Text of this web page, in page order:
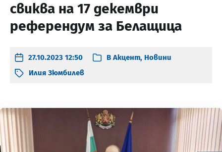
свиква на 17 декември
референдум за Белащица
27.10.2023 12:50 В Акцент, Новини
Илия Зюмбилев